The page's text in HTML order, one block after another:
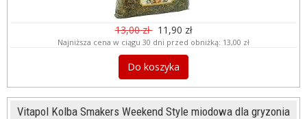
13,00 zł 11,90 zł
Najniższa cena w ciągu 30 dni przed obniżką: 13,00 zł
Do koszyka
Vitapol Kolba Smakers Weekend Style miodowa dla gryzonia